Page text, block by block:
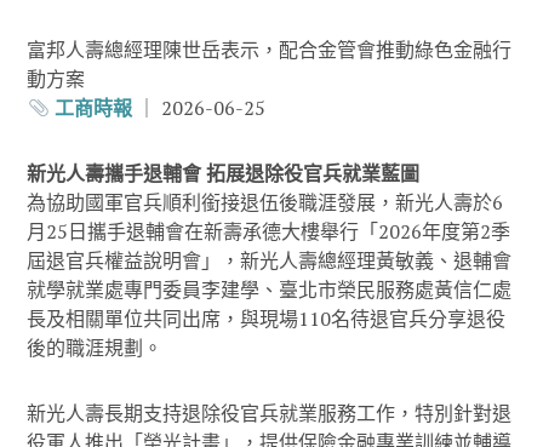
富邦人壽總經理陳世岳表示，配合金管會推動綠色金融行
動方案
工商時報｜ 2026-06-25
新光人壽攜手退輔會 拓展退除役官兵就業藍圖
為協助國軍官兵順利銜接退伍後職涯發展，新光人壽於6
月25日攜手退輔會在新壽承德大樓舉行「2026年度第2季
屆退官兵權益說明會」，新光人壽總經理黃敏義、退輔會
就學就業處專門委員李建學、臺北市榮民服務處黃信仁處
長及相關單位共同出席，與現場110名待退官兵分享退役
後的職涯規劃。
新光人壽長期支持退除役官兵就業服務工作，特別針對退